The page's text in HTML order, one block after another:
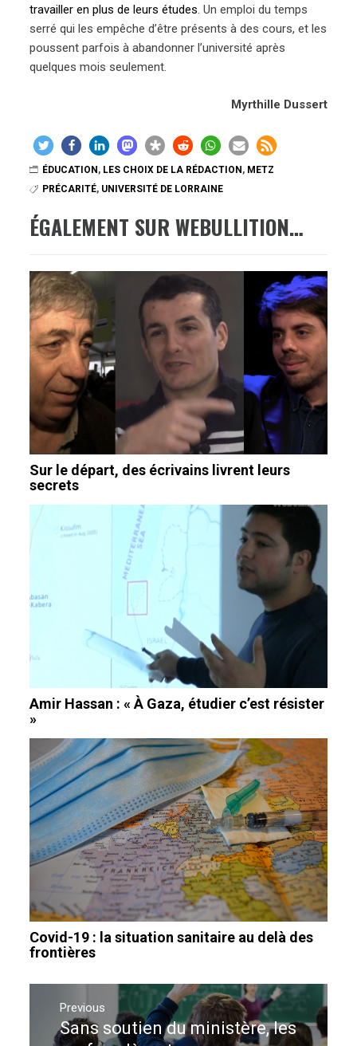
travailler en plus de leurs études. Un emploi du temps
serré qui les empêche d’être présents à des cours, et les
poussent parfois à abandonner l’université après
quelques mois seulement.
Myrthille Dussert
ÉDUCATION, LES CHOIX DE LA RÉDACTION, METZ
PRÉCARITÉ, UNIVERSITÉ DE LORRAINE
ÉGALEMENT SUR WEBULLITION…
Sur le départ, des écrivains livrent leurs
secrets
Amir Hassan : « À Gaza, étudier c’est résister
»
Covid-19 : la situation sanitaire au delà des
frontières
Navigation
l’article
Previous
Previous
Sans soutien du ministère, les